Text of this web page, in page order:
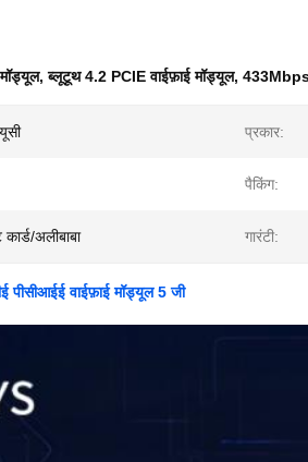
,ब्लूटूथ 4.2 PCIE वाईफ़ाई मॉड्यूल, 433Mbps
प्रकार:
पैकिंग:
अलीबाबा गारंटी:
पीसीआईई वाईफ़ाई मॉड्यूल 5 जी